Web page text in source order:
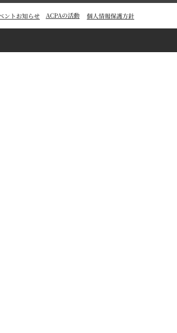
ントお知らせ ACPAの活動 個人情報保護方針